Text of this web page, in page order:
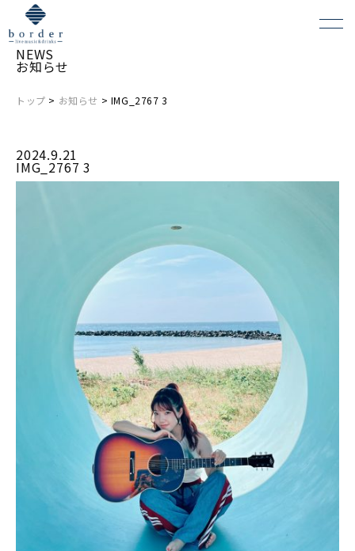
NEWS
お知らせ
トップ > お知らせ > IMG_2767 3
2024.9.21
IMG_2767 3